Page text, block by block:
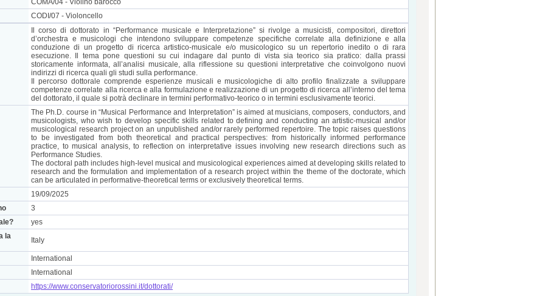
COMA/04 - Violino barocco
CODI/07 - Violoncello
Il corso di dottorato in “Performance musicale e Interpretazione” si rivolge a musicisti, compositori, direttori
d’orchestra e musicologi che intendono sviluppare competenze specifiche correlate alla definizione e alla
conduzione di un progetto di ricerca artistico-musicale e/o musicologico su un repertorio inedito o di rara
esecuzione. Il tema pone questioni su cui indagare dal punto di vista sia teorico sia pratico: dalla prassi
storicamente informata, all’analisi musicale, alla riflessione su questioni interpretative che coinvolgono nuovi
indirizzi di ricerca quali gli studi sulla performance.
Il percorso dottorale comprende esperienze musicali e musicologiche di alto profilo finalizzate a sviluppare
competenze correlate alla ricerca e alla formulazione e realizzazione di un progetto di ricerca all’interno del tema
del dottorato, il quale si potrà declinare in termini performativo-teorico o in termini esclusivamente teorici.
The Ph.D. course in “Musical Performance and Interpretation” is aimed at musicians, composers, conductors, and
musicologists, who wish to develop specific skills related to defining and conducting an artistic-musical and/or
musicological research project on an unpublished and/or rarely performed repertoire. The topic raises questions
to be investigated from both theoretical and practical perspectives: from historically informed performance
practice, to musical analysis, to reflection on interpretative issues involving new research directions such as
Performance Studies.
The doctoral path includes high-level musical and musicological experiences aimed at developing skills related to
research and the formulation and implementation of a research project within the theme of the doctorate, which
can be articulated in performative-theoretical terms or exclusively theoretical terms.
19/09/2025
3
yes
la
Italy
International
International
https://www.conservatoriorossini.it/dottorati/